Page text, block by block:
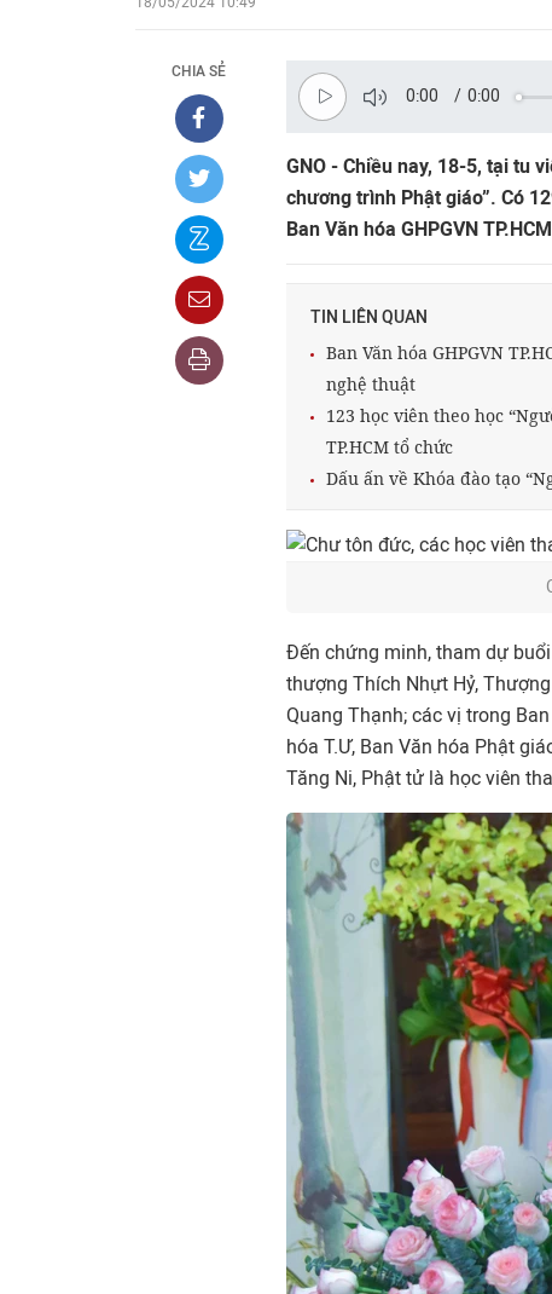
CHIA SẺ
0:00 / 0:00
GNO - Chiều nay, 18-5, tại tu
chương trình Phật giáo”. Có
Ban Văn hóa GHPGVN
TIN LIÊN QUAN
Ban Văn hóa GHPGVN
nghệ thuật
123 học viên theo học
TP.HCM tổ chức
Dấu ấn về Khóa đào tạo
Đến chứng minh, tham dự buổi
thượng Thích Nhựt Hỷ,
Quang Thạnh; các vị trong
hóa T.Ư, Ban Văn hóa Phật
Tăng Ni, Phật tử là học viên